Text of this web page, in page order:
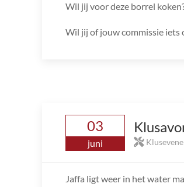
Wil jij voor deze borrel
Wil jij of jouw commissie iets
03
juni
Jaffa ligt weer in het water